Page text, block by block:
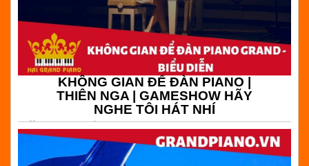
KHÔNG GIAN ĐỂ ĐÀN PIANO |
THIÊN NGA | GAMESHOW HÃY
NGHE TÔI HÁT NHÍ
15-09-2020
14:32